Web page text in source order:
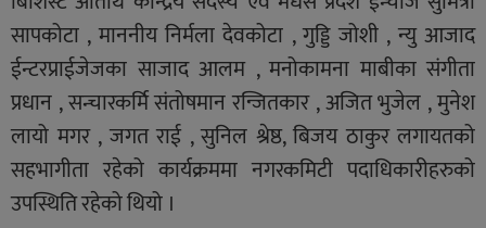
सापकोटा , माननीय निर्मला देवकोटा , गुड्डि जोशी , न्यु आजाद
ईन्टरप्राईजेजका साजाद आलम , मनोकामना माबीका संगीता
प्रधान , सन्चारकर्मि संतोषमान रन्जितकार , अजित भुजेल , मुनेश
लायो मगर , जगत राई , सुनिल श्रेष्ठ, बिजय ठाकुर लगायतको
सहभागीता रहेको कार्यक्रममा नगरकमिटी पदाधिकारीहरुको
उपस्थिति रहेको थियो ।